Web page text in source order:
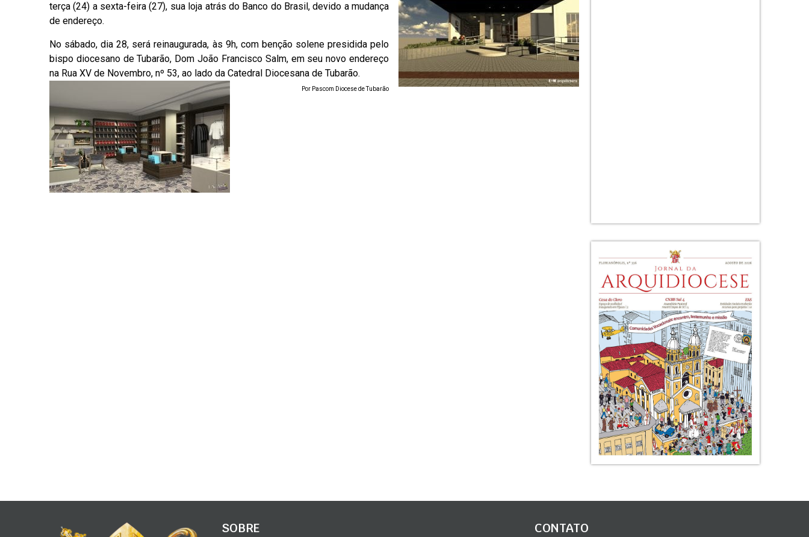
terça (24) a sexta-feira (27), sua loja atrás do Banco do Brasil, devido a mudança
de endereço.
No sábado, dia 28, será reinaugurada, às 9h, com benção solene presidida pelo
bispo diocesano de Tubarão, Dom João Francisco Salm, em seu novo endereço
na Rua XV de Novembro, nº 53, ao lado da Catedral Diocesana de Tubarão.
Por Pascom Diocese de Tubarão
SOBRE CONTATO